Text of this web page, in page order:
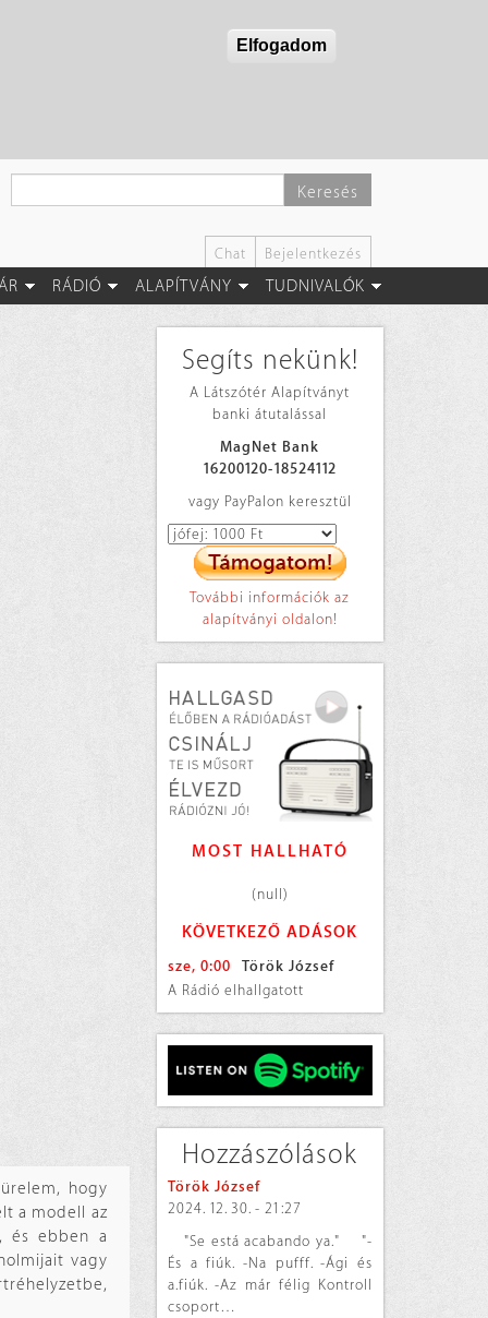
Elfogadom
Keresés
Chat Bejelentkezés
RÁDIÓ ALAPÍTVÁNY TUDNIVALÓK
hogy
a modell az
és ebben a
vagy
Segíts nekünk!
A Látszótér Alapítványt
banki átutalással
MagNet Bank
16200120-18524112
vagy PayPalon keresztül
További információk az
alapítványi oldalon!
MOST HALLHATÓ
(null)
KÖVETKEZŐ ADÁSOK
sze, 0:00
Török József
A Rádió elhallgatott
Hozzászólások
Török József
2024. 12. 30. - 21:27
"Se está acabando ya." "-
És a fiúk. -Na pufff. -Ági és
a.fiúk. -Az már félig Kontroll
csoport…